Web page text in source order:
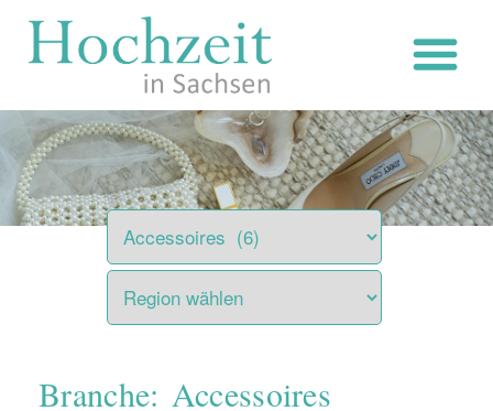
Inhalt
Branche: Accessoires